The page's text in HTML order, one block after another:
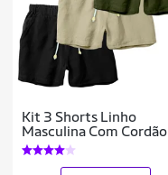
Kit 3 Shorts Linho
Masculina Com Cordão
Bermuda Casual Verão